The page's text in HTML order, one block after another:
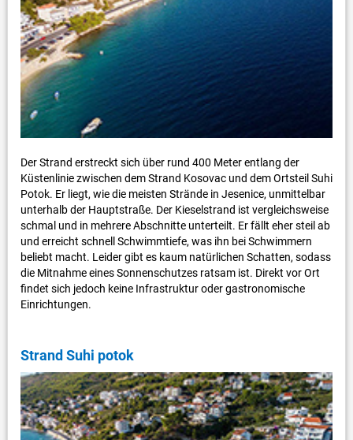
Der Strand erstreckt sich über rund 400 Meter entlang der
Küstenlinie zwischen dem Strand Kosovac und dem Ortsteil Suhi
Potok. Er liegt, wie die meisten Strände in Jesenice, unmittelbar
unterhalb der Hauptstraße. Der Kieselstrand ist vergleichsweise
schmal und in mehrere Abschnitte unterteilt. Er fällt eher steil ab
und erreicht schnell Schwimmtiefe, was ihn bei Schwimmern
beliebt macht. Leider gibt es kaum natürlichen Schatten, sodass
die Mitnahme eines Sonnenschutzes ratsam ist. Direkt vor Ort
findet sich jedoch keine Infrastruktur oder gastronomische
Einrichtungen.
Strand Suhi potok